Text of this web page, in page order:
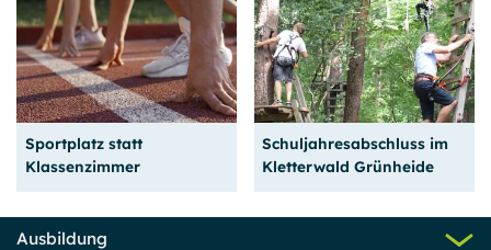
Auf die Plätze - Fertig -
Los!
Weiterlesen
Gemeinsame Erlebnisse
stärken die Klassen­
gemeinschaft
Weiterlesen
Sportplatz statt
Klassenzimmer
Schuljahresabschluss im
Kletterwald Grünheide
Ausbildung